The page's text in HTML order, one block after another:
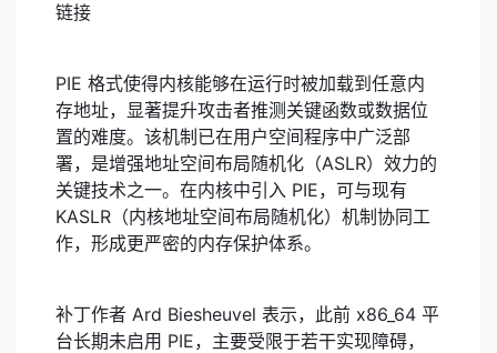
链接
PIE 格式使得内核能够在运行时被加载到任意内
存地址，显著提升攻击者推测关键函数或数据位
置的难度。该机制已在用户空间程序中广泛部
署，是增强地址空间布局随机化（ASLR）效力的
关键技术之一。在内核中引入 PIE，可与现有
KASLR（内核地址空间布局随机化）机制协同工
作，形成更严密的内存保护体系。
补丁作者 Ard Biesheuvel 表示，此前 x86_64 平
台长期未启用 PIE，主要受限于若干实现障碍，